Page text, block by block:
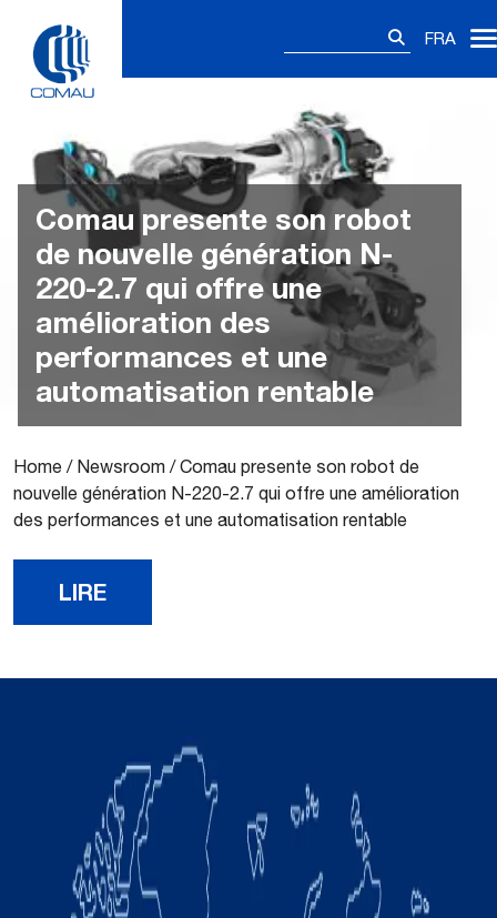
content
FRA
Comau presente son robot
de nouvelle génération N-
220-2.7 qui offre une
amélioration des
performances et une
automatisation rentable
Home / Newsroom /Comau presente son robot de
nouvelle génération N-220-2.7 qui offre une amélioration
des performances et une automatisation rentable
LIRE